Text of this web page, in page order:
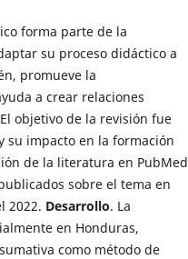
forma parte de la
su proceso didáctico a
promueve la
a crear relaciones
objetivo de la revisión fue
su impacto en la formación
de la literatura en PubMed
sobre el tema en
2022. Desarrollo. La
en Honduras,
como método de